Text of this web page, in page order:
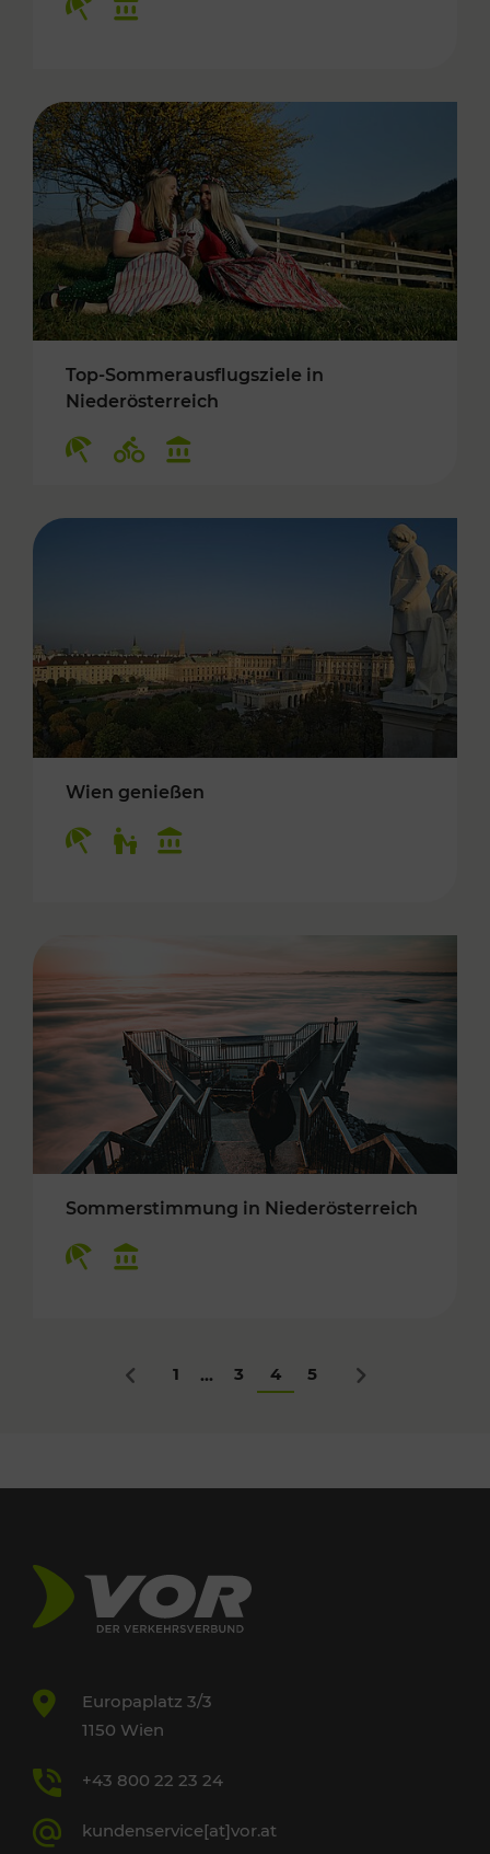
Top-Sommerausflugsziele in
Niederösterreich
Wien genießen
Sommerstimmung in Niederösterreich
Zurück
1 ... 3 4 5 Nächstes
Europaplatz 3/3
1150 Wien
+43 800 22 23 24
kundenservice[at]vor.at